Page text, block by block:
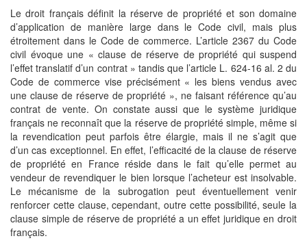
Le droit français définit la réserve de propriété et son domaine
d’application de manière large dans le Code civil, mais plus
étroitement dans le Code de commerce. L’article 2367 du Code
civil évoque une « clause de réserve de propriété qui suspend
l’effet translatif d’un contrat » tandis que l’article L. 624-16 al. 2 du
Code de commerce vise précisément « les biens vendus avec
une clause de réserve de propriété », ne faisant référence qu’au
contrat de vente. On constate aussi que le système juridique
français ne reconnaît que la réserve de propriété simple, même si
la revendication peut parfois être élargie, mais il ne s’agit que
d’un cas exceptionnel. En effet, l’efficacité de la clause de réserve
de propriété en France réside dans le fait qu’elle permet au
vendeur de revendiquer le bien lorsque l’acheteur est insolvable.
Le mécanisme de la subrogation peut éventuellement venir
renforcer cette clause, cependant, outre cette possibilité, seule la
clause simple de réserve de propriété a un effet juridique en droit
français.